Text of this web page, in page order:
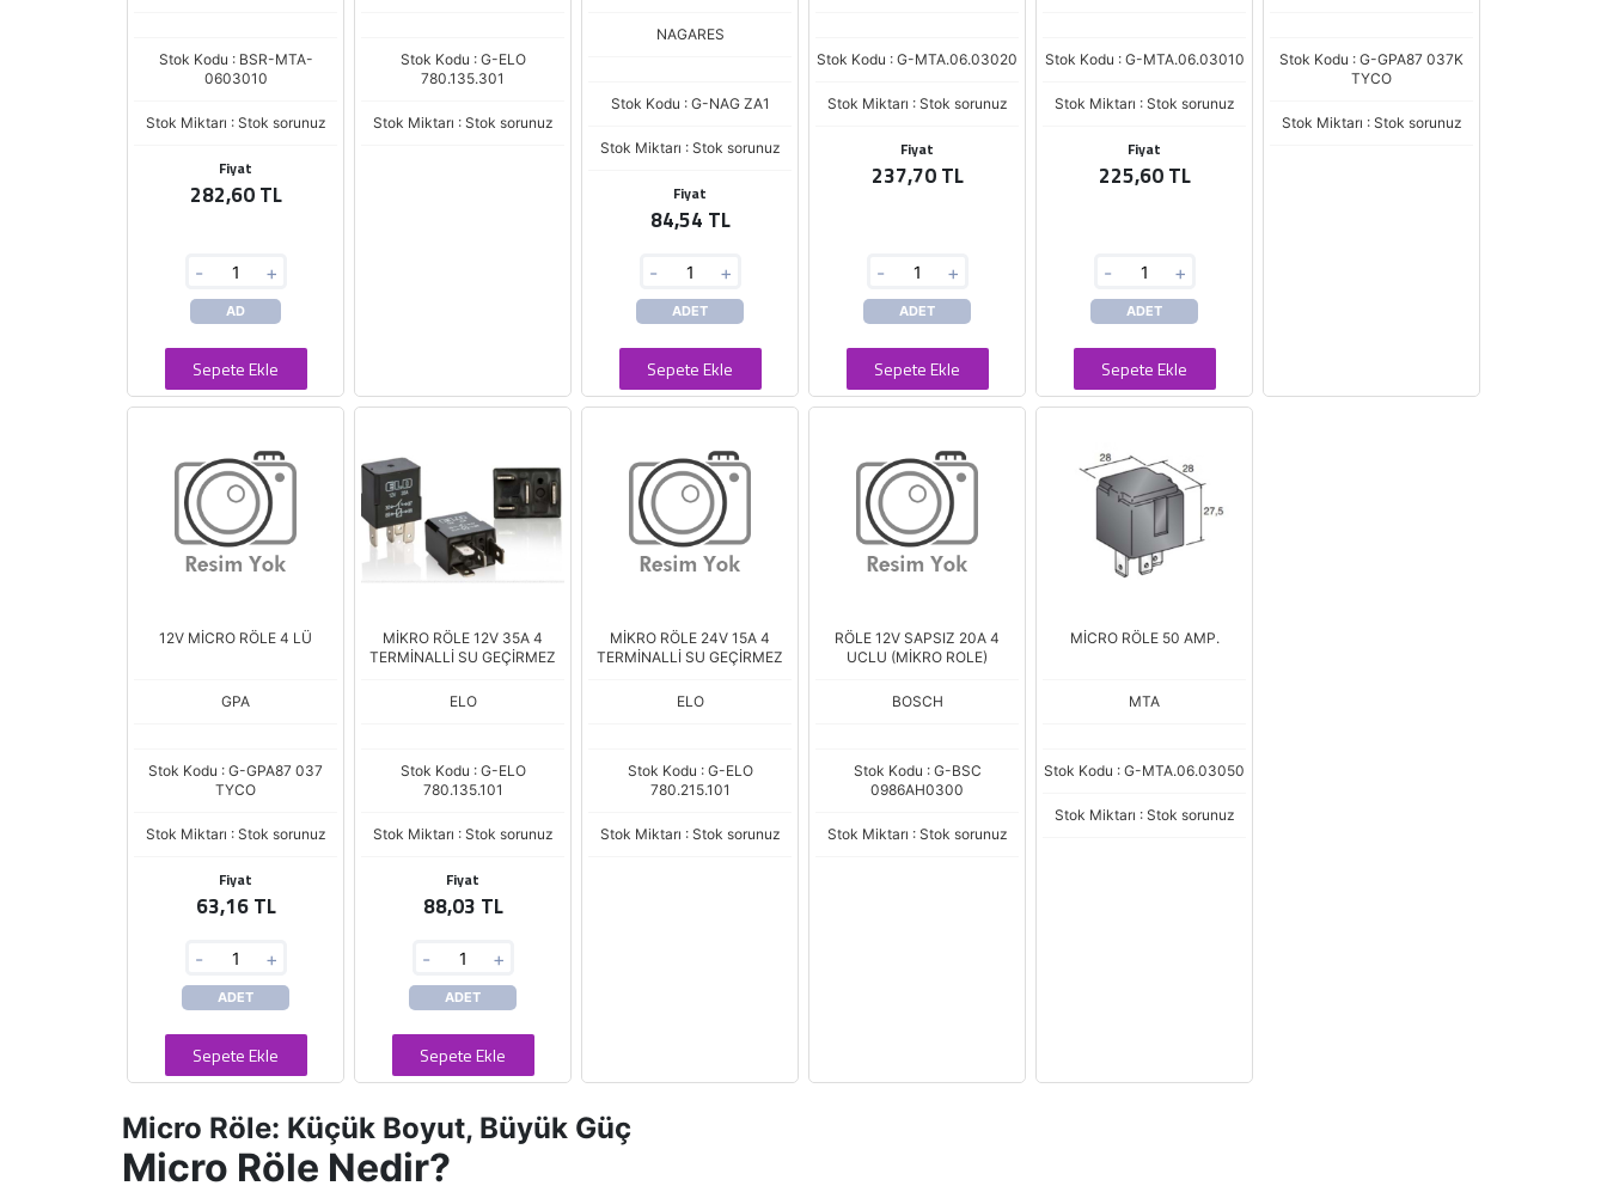
Stok Kodu : BSR-MTA-
0603010
Stok Miktarı : Stok sorunuz
Fiyat
282,60 TL
- +
AD
Sepete Ekle
Stok Kodu : G-ELO
780.135.301
Stok Miktarı : Stok sorunuz
NAGARES
Stok Kodu : G-NAG ZA1
Stok Miktarı : Stok sorunuz
Fiyat
84,54 TL
- +
ADET
Sepete Ekle
Stok Kodu : G-MTA.06.03020
Stok Miktarı : Stok sorunuz
Fiyat
237,70 TL
- +
ADET
Sepete Ekle
Stok Kodu : G-MTA.06.03010
Stok Miktarı : Stok sorunuz
Fiyat
225,60 TL
- +
ADET
Sepete Ekle
Stok Kodu : G-GPA87 037K
TYCO
Stok Miktarı : Stok sorunuz
12V MİCRO RÖLE 4 LÜ
GPA
Stok Kodu : G-GPA87 037
TYCO
Stok Miktarı : Stok sorunuz
Fiyat
63,16 TL
- +
ADET
Sepete Ekle
MİKRO RÖLE 12V 35A 4
TERMİNALLİ SU GEÇİRMEZ
ELO
Stok Kodu : G-ELO
780.135.101
Stok Miktarı : Stok sorunuz
Fiyat
88,03 TL
- +
ADET
Sepete Ekle
MİKRO RÖLE 24V 15A 4
TERMİNALLİ SU GEÇİRMEZ
ELO
Stok Kodu : G-ELO
780.215.101
Stok Miktarı : Stok sorunuz
RÖLE 12V SAPSIZ 20A 4
UCLU (MİKRO ROLE)
BOSCH
Stok Kodu : G-BSC
0986AH0300
Stok Miktarı : Stok sorunuz
MİCRO RÖLE 50 AMP.
MTA
Stok Kodu : G-MTA.06.03050
Stok Miktarı : Stok sorunuz
Micro Röle: Küçük Boyut, Büyük Güç
Micro Röle Nedir?